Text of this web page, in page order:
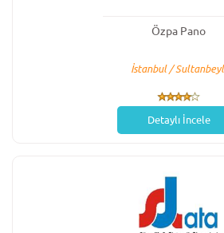
Özpa Pano
İstanbul /
Detaylı İncele